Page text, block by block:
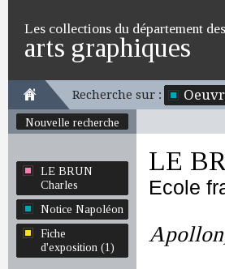
Les collections du département des
arts graphiques
Recherche sur :
Nouvelle recherche
LE BRUN
Charles
Notice Napoléon
Fiche
d'exposition (1)
LE
Ecole